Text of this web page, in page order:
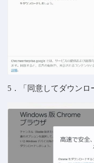
5．「同意してダウンロ